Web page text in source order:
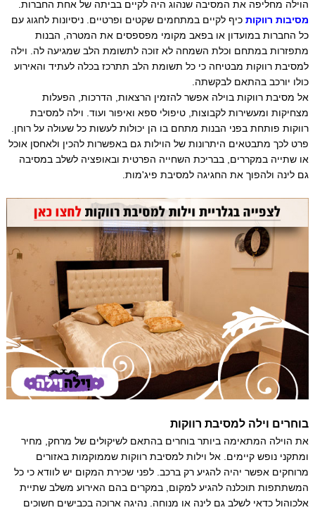
הוילה מחליפה את המסיבה שנהוג היה לקיים בביתה של אחת החברות.
מסיבות רווקות כיף לקיים במתחמים שקטים ופרטיים. ניסיונות לחגוג עם
כל החברות במועדון או בפאב מקומי מפספסים את המטרה, הבנות
מתפזרות במתחם וכלת השמחה לא זוכה לתשומת הלב שמגיעה לה. וילה
למסיבת רווקות מבטיחה כי כל תשומת הלב תתרכז בכלה לעתיד והאירוע
כולו יורכב בהתאם לבקשתה.
אל מסיבת רווקות בוילה אפשר להזמין הרצאות, הדרכות, הפעלות
מצחיקות ומעשירות לקבוצות, טיפולי ספא ואיפור ועוד. וילה למסיבת
רווקות פותחת בפני הבנות מתחם בו הן יכולות לעשות כל שעולה על רוחן.
פרט לכך מתבטאים היתרונות של הוילות גם באפשרות להכין ולאחסן אוכל
או שתייה במקררים, בבריכת השחייה הפרטית ובאופציה לשלב במסיבה
גם לינה ולהפוך את החגיגה למסיבת פיג'מות.
בוחרים וילה למסיבת רווקות
את הוילה המתאימה ביותר בוחרים בהתאם לשיקולים של מרחק, מחיר
ומתקני נופש קיימים. אל וילות למסיבת רווקות שממוקמות באזורים
מרוחקים אפשר יהיה להגיע רק ברכב. לפני שכירת המקום יש לוודא כי כל
המשתתפות תוכלנה להגיע למקום, במקרים בהם האירוע משלב שתיית
אלכוהול כדאי לשלב גם לינה או מנוחה. נהיגה ארוכה בכבישים חשוכים